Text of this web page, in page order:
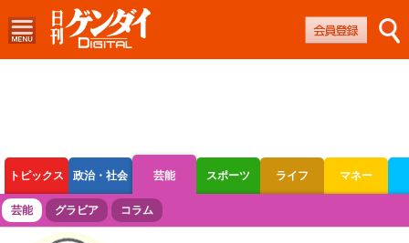
トピックス 政治・社会 芸能 スポーツ ライフ マネー
ボートレース 競輪 オートレース
芸能 グラビア コラム